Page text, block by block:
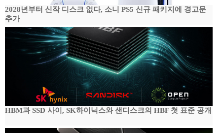
2028년부터 신작 디스크 없다, 소니 PS5 신규 패키지에 경고문
추가
HBM과 SSD 사이, SK하이닉스와 샌디스크의 HBF 첫 표준 공개